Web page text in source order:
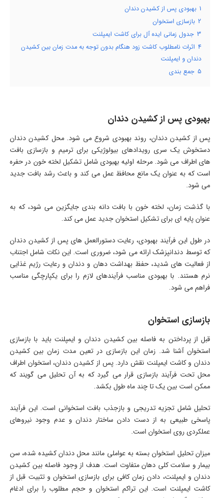
1 بهبودی پس از کشیدن دندان
2 بازسازی استخوان
3 جدول زمانی ایده آل برای کاشت ایمپلنت
4 اثرات نامطلوب کاشت زود هنگام بدون توجه به مدت زمان بین کشیدن
دندان و ایمپلنت
5 جمع بندی
بهبودی پس از کشیدن دندان
پس از کشیدن دندان، روند بهبودی شروع می شود. محل کشیدن دندان
دستخوش یک سری رویدادهای بیولوژیکی برای ترمیم و بازسازی بافت
های اطراف می شود. مرحله اولیه بهبودی شامل تشکیل لخته خون در حفره
است که به عنوان یک مانع محافظ عمل می کند و باعث رشد بافت جدید
می شود.
با گذشت زمان، لخته خون با بافت دانه بندی جایگزین می شود، که به
عنوان پایه ای برای تشکیل استخوان جدید عمل می کند.
در طول این فرآیند بهبودی، رعایت دستورالعمل های پس از کشیدن دندان
که توسط دندانپزشک ارائه می شود، ضروری است. این نکات شامل اجتناب
از فعالیت های شدید، حفظ بهداشت دهان و دندان و رعایت رژیم غذایی
نرم هستند. با بهبودی مناسب فرآیندهای لازم را برای یکپارچگی مناسب
فراهم می شود.
بازسازی استخوان
قبل از پرداختن به فاصله بین کشیدن دندان و ایمپلنت باید با بازسازی
استخوان آشنا شد. زمان این بازسازی در تعین مدت زمان بین کشیدن
دندان و کاشت ایمپلنت نقش دارد. پس از کشیدن دندان، استخوان اطراف
محل تحت فرآیند بازسازی قرار می گیرد که به آن تحلیل می گویند که
ممکن است بین یک تا چند ماه طول بکشد.
تحلیل شامل تجزیه تدریجی و بازجذب بافت استخوانی است. این فرآیند
پاسخی طبیعی به از دست دادن ساختار دندان و عدم وجود نیروهای
عملکردی روی استخوان است.
میزان تحلیل استخوان بسته به عواملی مانند محل دندان کشیده شده، سن
بیمار و سلامت کلی دهان متفاوت است. هدف از وجود فاصله بین کشیدن
دندان و ایمپلنت، دادن زمان کافی برای بازسازی استخوان و تثبیت قبل از
کاشت ایمپلنت است. این تراکم استخوان و حجم مطلوب را برای ادغام